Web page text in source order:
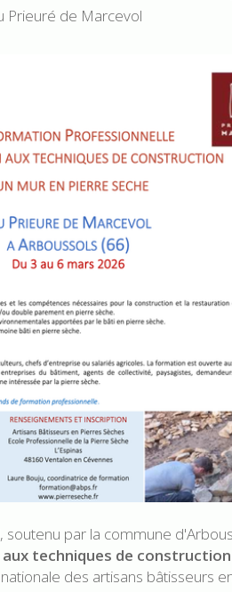
Prieuré de Marcevol
soutenu par la commune
techniques de
des artisans bâtisseurs